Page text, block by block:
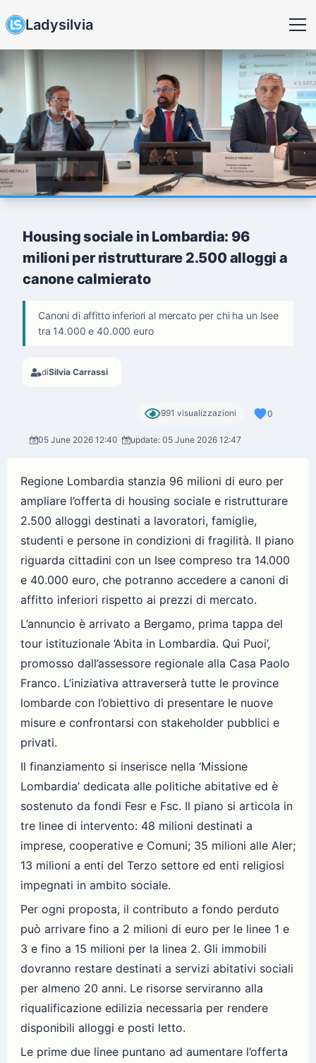
Ladysilvia
Housing sociale in Lombardia: 96
milioni per ristrutturare 2.500 alloggi a
canone calmierato
Canoni di affitto inferiori al mercato per chi ha un Isee
tra 14.000 e 40.000 euro
diSilvia Carrassi
991 visualizzazioni 0
05 June 2026 12:40 update: 05 June 2026 12:47
Regione Lombardia stanzia 96 milioni di euro per
ampliare l’offerta di housing sociale e ristrutturare
2.500 alloggi destinati a lavoratori, famiglie,
studenti e persone in condizioni di fragilità. Il piano
riguarda cittadini con un Isee compreso tra 14.000
e 40.000 euro, che potranno accedere a canoni di
affitto inferiori rispetto ai prezzi di mercato.
L’annuncio è arrivato a Bergamo, prima tappa del
tour istituzionale ‘Abita in Lombardia. Qui Puoi’,
promosso dall’assessore regionale alla Casa Paolo
Franco. L’iniziativa attraverserà tutte le province
lombarde con l’obiettivo di presentare le nuove
misure e confrontarsi con stakeholder pubblici e
privati.
Il finanziamento si inserisce nella ‘Missione
Lombardia’ dedicata alle politiche abitative ed è
sostenuto da fondi Fesr e Fsc. Il piano si articola in
tre linee di intervento: 48 milioni destinati a
imprese, cooperative e Comuni; 35 milioni alle Aler;
13 milioni a enti del Terzo settore ed enti religiosi
impegnati in ambito sociale.
Per ogni proposta, il contributo a fondo perduto
può arrivare fino a 2 milioni di euro per le linee 1 e
3 e fino a 15 milioni per la linea 2. Gli immobili
dovranno restare destinati a servizi abitativi sociali
per almeno 20 anni. Le risorse serviranno alla
riqualificazione edilizia necessaria per rendere
disponibili alloggi e posti letto.
Le prime due linee puntano ad aumentare l’offerta